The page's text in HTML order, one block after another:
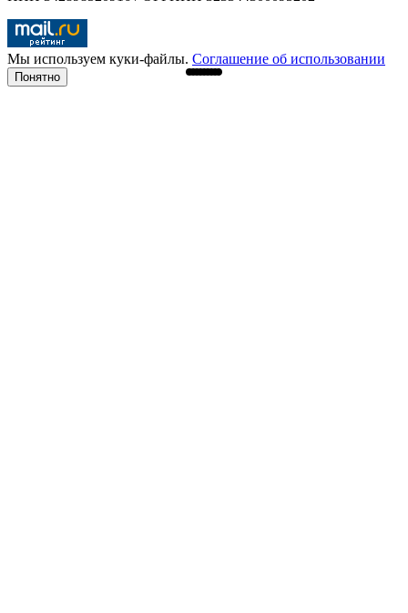
Мы используем куки-файлы. Соглашение об использовании
Понятно